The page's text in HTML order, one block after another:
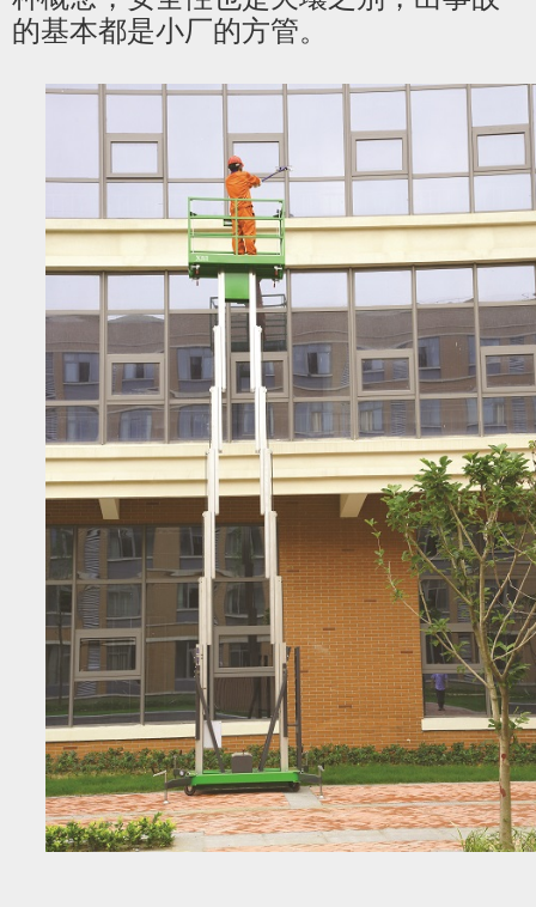
的基本都是小厂的方管。